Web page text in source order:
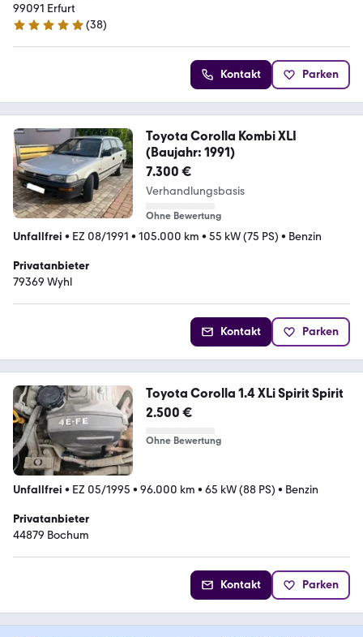
99091 Erfurt
4.9 Sterne
(38)
Kontakt Parken
Toyota Corolla Kombi XLI
(Baujahr: 1991)
7.300 €
Verhandlungsbasis
Ohne Bewertung
Unfallfrei • EZ 08/1991 • 105.000 km • 55 kW (75 PS) • Benzin
Privatanbieter
79369 Wyhl
Kontakt Parken
Toyota Corolla 1.4 XLi Spirit Spirit
2.500 €
Ohne Bewertung
Unfallfrei • EZ 05/1995 • 96.000 km • 65 kW (88 PS) • Benzin
Privatanbieter
44879 Bochum
Kontakt Parken